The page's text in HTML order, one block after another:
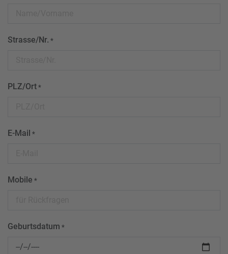
Strasse/Nr. *
PLZ/Ort *
E-Mail *
Mobile *
Geburtsdatum *